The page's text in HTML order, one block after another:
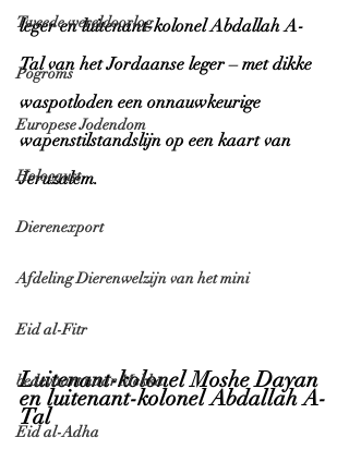
Tweede wereldoorlog
Pogroms
Europese Jodendom
Holocaust
Dierenexport
Afdeling Dierenwelzijn van het mini
Eid al-Fitr
bedevaart naar Mekka
Eid al-Adha
leger en luitenant-kolonel Abdallah A-
Tal van het Jordaanse leger – met dikke
waspotloden een onnauwkeurige
wapenstilstandslijn op een kaart van
Jeruzalem.
Luitenant-kolonel Moshe Dayan
en luitenant-kolonel Abdallah A-
Tal